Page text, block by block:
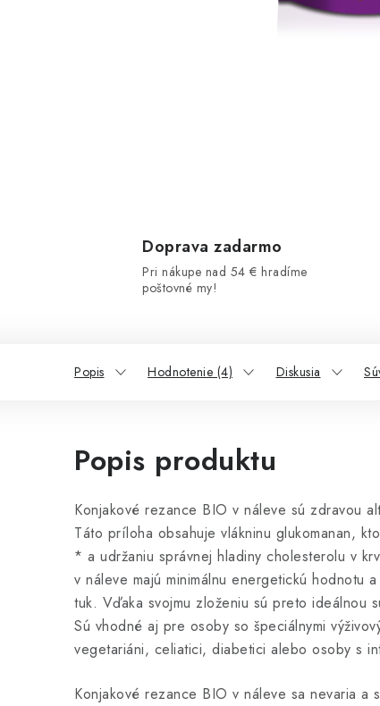
Doprava zadarmo
Pri nákupe nad 54 € hradíme
poštovné my!
Popis Hodnotenie (4) Diskusia
Popis produktu
Konjakové rezance BIO v náleve sú zdravou
Táto príloha obsahuje vlákninu glukomanan,
* a udržaniu správnej hladiny cholesterolu v
v náleve majú minimálnu energetickú hodnotu
tuk. Vďaka svojmu zloženiu sú preto ideálnou
Sú vhodné aj pre osoby so špeciálnymi
vegetariáni, celiatici, diabetici alebo osoby s
Konjakové rezance BIO v náleve sa nevaria a